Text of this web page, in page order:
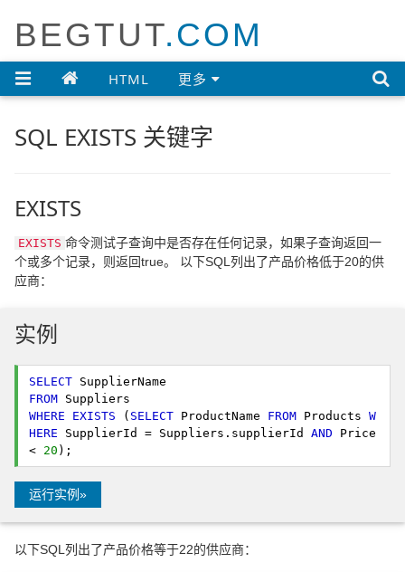
BEGTUT.COM
HTML 更多 
SQL EXISTS 关键字
EXISTS
EXISTS 命令测试子查询中是否存在任何记录，如果子查询返回一
个或多个记录，则返回true。 以下SQL列出了产品价格低于20的供
应商：
实例
SELECT
FROM
WHERE
EXISTS ( SELECT ProductName FROM Products W
HERE SupplierId = Suppliers.supplierId AND Price
< 20 );
运行实例»
以下SQL列出了产品价格等于22的供应商：